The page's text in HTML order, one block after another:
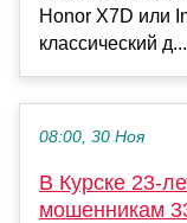
Honor X7D или
классический д...
08:00, 30 Ноя
В Курске 23-
мошенникам